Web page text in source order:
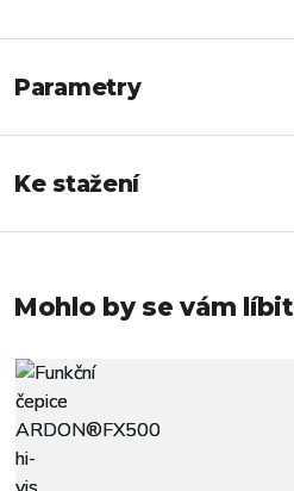
Parametry
Ke stažení
Mohlo by se vám líbit